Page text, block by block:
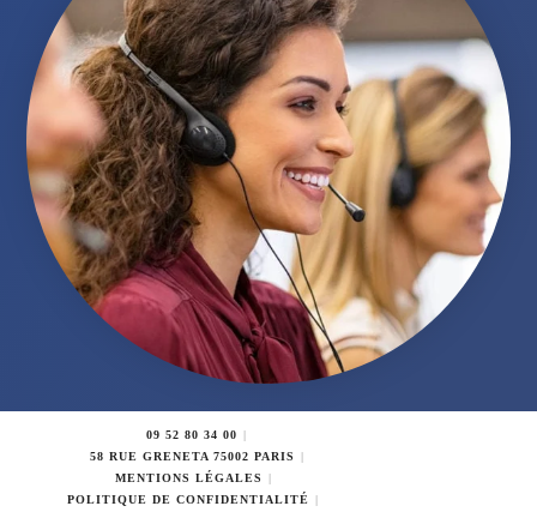
09 52 80 34 00
58 RUE GRENETA 75002 PARIS
MENTIONS LÉGALES
POLITIQUE DE CONFIDENTIALITÉ